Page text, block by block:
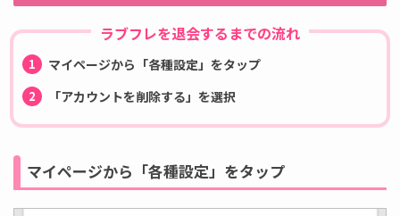
ラブフレを退会するまでの流れ
マイページから「各種設定」をタップ
「アカウントを削除する」を選択
マイページから「各種設定」をタップ